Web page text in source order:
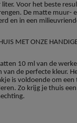
Voor het beste
De matte muur-
en in een
MET ONZE
10 ml van de
van de perfecte kleur.
is voldoende om
Zo krijg je thuis